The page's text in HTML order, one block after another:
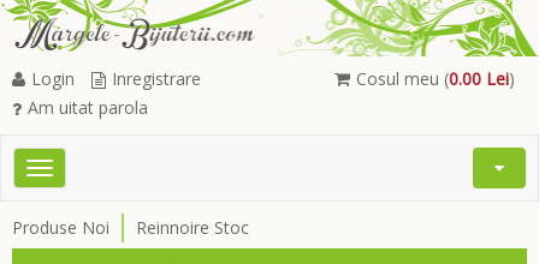
Cosul meu (0.00 Lei)
Login
Inregistrare
Am uitat parola
Toggle
Open
Produse Noi Reinnoire Stoc